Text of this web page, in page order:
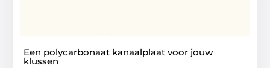
Een polycarbonaat kanaalplaat voor jouw
klussen